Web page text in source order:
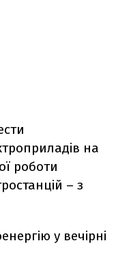
на
роботи
– з
у вечірні